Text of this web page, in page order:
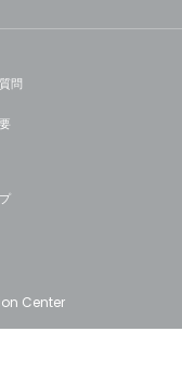
問
Center